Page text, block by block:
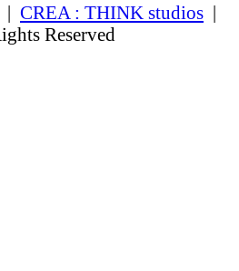
| CREA : THINK studios |
Reserved